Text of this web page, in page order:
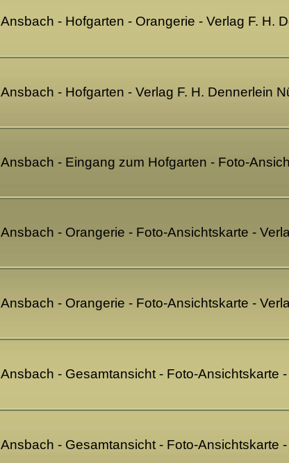
Ansbach - Hofgarten - Orangerie - Verlag F. H.
Ansbach - Hofgarten - Verlag F. H. Dennerlein
Ansbach - Eingang zum Hofgarten - Foto-
Ansbach - Orangerie - Foto-Ansichtskarte -
Ansbach - Orangerie - Foto-Ansichtskarte -
Ansbach - Gesamtansicht - Foto-Ansichtskarte
Ansbach - Gesamtansicht - Foto-Ansichtskarte